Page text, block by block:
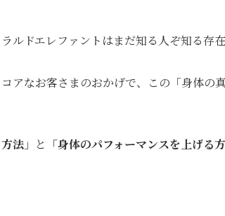
ルドエレファントはまだ知る人ぞ知る存在
アなお客さまのおかげで、この「身体の
方法 」と 「身体のパフォーマンスを上げる方